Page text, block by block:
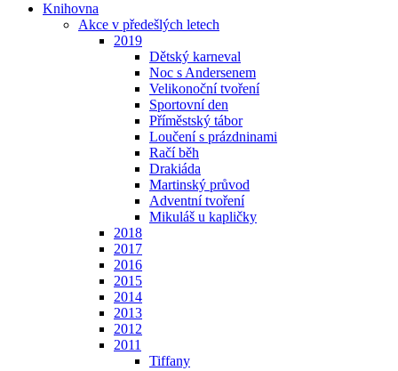
Knihovna
Akce v předešlých letech
2019
Dětský karneval
Noc s Andersenem
Velikonoční tvoření
Sportovní den
Příměstský tábor
Loučení s prázdninami
Račí běh
Drakiáda
Martinský průvod
Adventní tvoření
Mikuláš u kapličky
2018
2017
2016
2015
2014
2013
2012
2011
Tiffany